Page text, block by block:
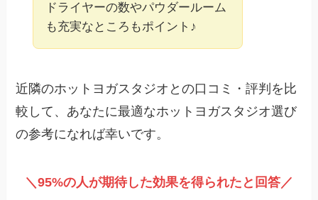
ドライヤーの数やパウダールーム
も充実なところもポイント♪
近隣のホットヨガスタジオとの口コミ・評判を比
較して、あなたに最適なホットヨガスタジオ選び
の参考になれば幸いです。
＼95%の人が期待した効果を得られたと回答／